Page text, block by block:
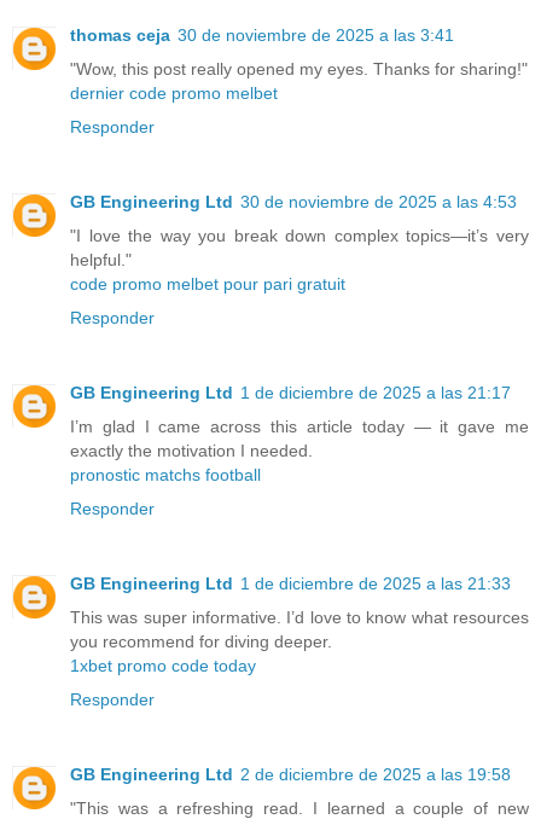
thomas ceja 30 de noviembre de 2025 a las 3:41
"Wow, this post really opened my eyes. Thanks for sharing!"
dernier code promo melbet
Responder
GB Engineering Ltd 30 de noviembre de 2025 a las 4:53
"I love the way you break down complex topics—it’s very
helpful."
code promo melbet pour pari gratuit
Responder
GB Engineering Ltd 1 de diciembre de 2025 a las 21:17
I’m glad I came across this article today — it gave me
exactly the motivation I needed.
pronostic matchs football
Responder
GB Engineering Ltd 1 de diciembre de 2025 a las 21:33
This was super informative. I’d love to know what resources
you recommend for diving deeper.
1xbet promo code today
Responder
GB Engineering Ltd 2 de diciembre de 2025 a las 19:58
"This was a refreshing read. I learned a couple of new